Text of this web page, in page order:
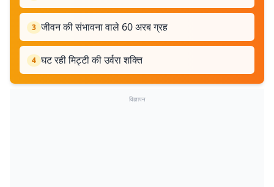
3 जीवन की संभावना वाले 60 अरब ग्रह
4 घट रही मिट्टी की उर्वरा शक्ति
विज्ञापन